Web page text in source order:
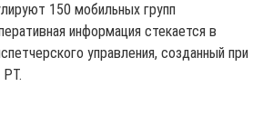
150 мобильных групп
информация стекается в
управления, созданный при